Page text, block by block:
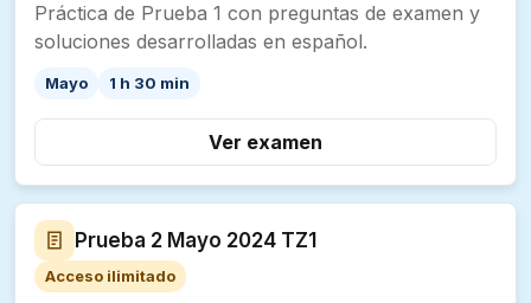
Práctica de Prueba 1 con preguntas de examen y
soluciones desarrolladas en español.
Mayo 1 h 30 min
Ver examen
Prueba 2 Mayo 2024 TZ1
Acceso ilimitado